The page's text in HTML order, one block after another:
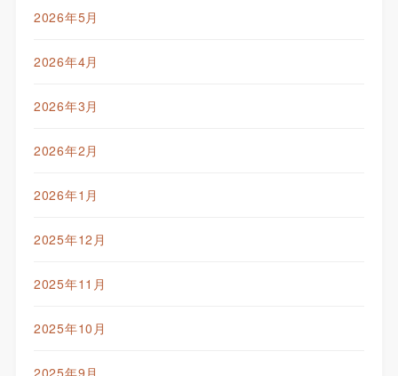
2026年5月
2026年4月
2026年3月
2026年2月
2026年1月
2025年12月
2025年11月
2025年10月
2025年9月